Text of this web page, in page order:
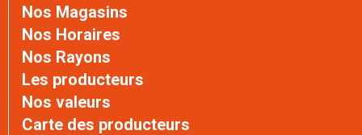
Nos Magasins
Nos Horaires
Nos Rayons
Les producteurs
Nos valeurs
Carte des producteurs